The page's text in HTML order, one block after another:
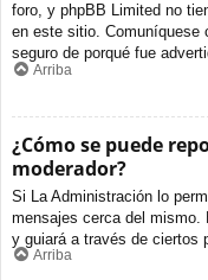
foro, y phpBB Limited no
en este sitio. Comuníquese
seguro de porqué fue
Arriba
¿Cómo se puede
moderador?
Si La Administración lo
mensajes cerca del mismo.
y guiará a través de ciertos
Arriba